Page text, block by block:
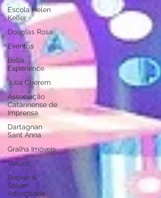
Escola Helen
Keller
Douglas Rosa
Eventos
Bella
Experience
Júlia Cherem
Associação
Catarinense de
Imprensa
Dartagnan
Sant Anna
Gralha Imóveis
Valuez
Becker &
Salum
Advogados